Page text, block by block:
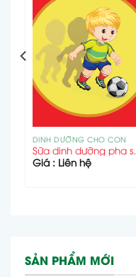
DINH DƯỠNG CHO CON
Sữa dinh
Giá : Liên hệ
SẢN PHẨM MỚI